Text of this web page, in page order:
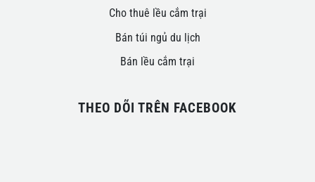
Cho thuê lều cắm trại
Bán túi ngủ du lịch
Bán lều cắm trại
THEO DÕI TRÊN FACEBOOK